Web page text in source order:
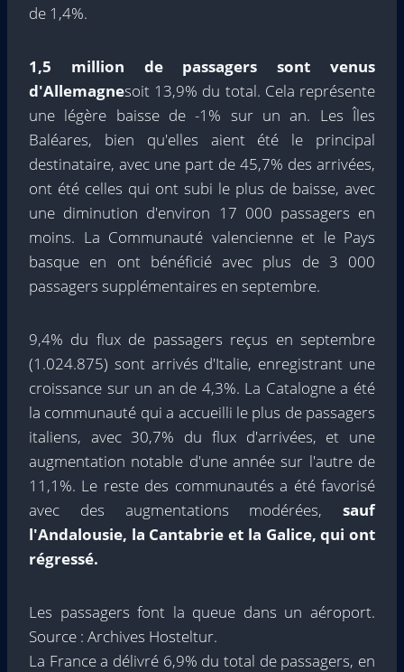
de 1,4%.
1,5 million de passagers sont venus
d'Allemagnesoit 13,9% du total. Cela représente
une légère baisse de -1% sur un an. Les Îles
Baléares, bien qu'elles aient été le principal
destinataire, avec une part de 45,7% des arrivées,
ont été celles qui ont subi le plus de baisse, avec
une diminution d'environ 17 000 passagers en
moins. La Communauté valencienne et le Pays
basque en ont bénéficié avec plus de 3 000
passagers supplémentaires en septembre.
9,4% du flux de passagers reçus en septembre
(1.024.875) sont arrivés d'Italie, enregistrant une
croissance sur un an de 4,3%. La Catalogne a été
la communauté qui a accueilli le plus de passagers
italiens, avec 30,7% du flux d'arrivées, et une
augmentation notable d'une année sur l'autre de
11,1%. Le reste des communautés a été favorisé
avec des augmentations modérées, sauf
l'Andalousie, la Cantabrie et la Galice, qui ont
régressé.
Les passagers font la queue dans un aéroport.
Source : Archives Hosteltur.
La France a délivré 6,9% du total de passagers, en